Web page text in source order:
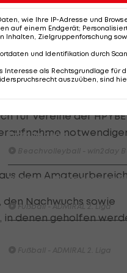
HIGHLIGHTS: Rapid-Frauen
Bundesliga-Premiere ein
Fußball - Frauen-Bundesliga
First Vienna FC 1894 - SK
Entscheidung
Highlights: Neuzugang führt
Fußball - ADMIRAL 2. Liga
Kapitalgesellschaft
für Vereine der
dem
Nachwuchs sowie
in denen geholfen
wie Ihre IP-Adresse und
auf einem Endgerät;
Inhalten, Zielgruppenforschung
und Identifikation durch
Interesse als Rechtsgrundlage für
auszuüben, sind